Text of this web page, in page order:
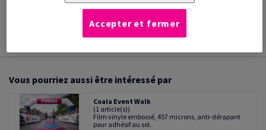
INFORMATION INFORMATIONS
TECHNIQUES
INFORMATIONS
Vous pourriez aussi être intéressé par
Coala Event Walk
(1 article(s))
Film vinyle embossé, 457 microns, anti-dérapant
pour adhésif au sol.
Accepter et fermer